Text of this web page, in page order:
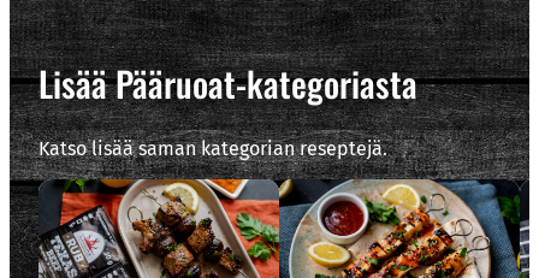
Lisää Pääruoat-kategoriasta
Katso lisää saman kategorian reseptejä.